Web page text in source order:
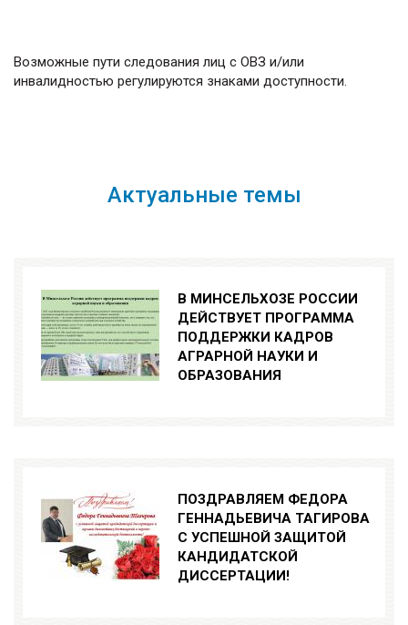
Возможные пути следования лиц с ОВЗ и/или
инвалидностью регулируются знаками доступности.
Актуальные темы
В МИНСЕЛЬХОЗЕ РОССИИ
ДЕЙСТВУЕТ ПРОГРАММА
ПОДДЕРЖКИ КАДРОВ
АГРАРНОЙ НАУКИ И
ОБРАЗОВАНИЯ
ПОЗДРАВЛЯЕМ ФЕДОРА
ГЕННАДЬЕВИЧА ТАГИРОВА
С УСПЕШНОЙ ЗАЩИТОЙ
КАНДИДАТСКОЙ
ДИССЕРТАЦИИ!